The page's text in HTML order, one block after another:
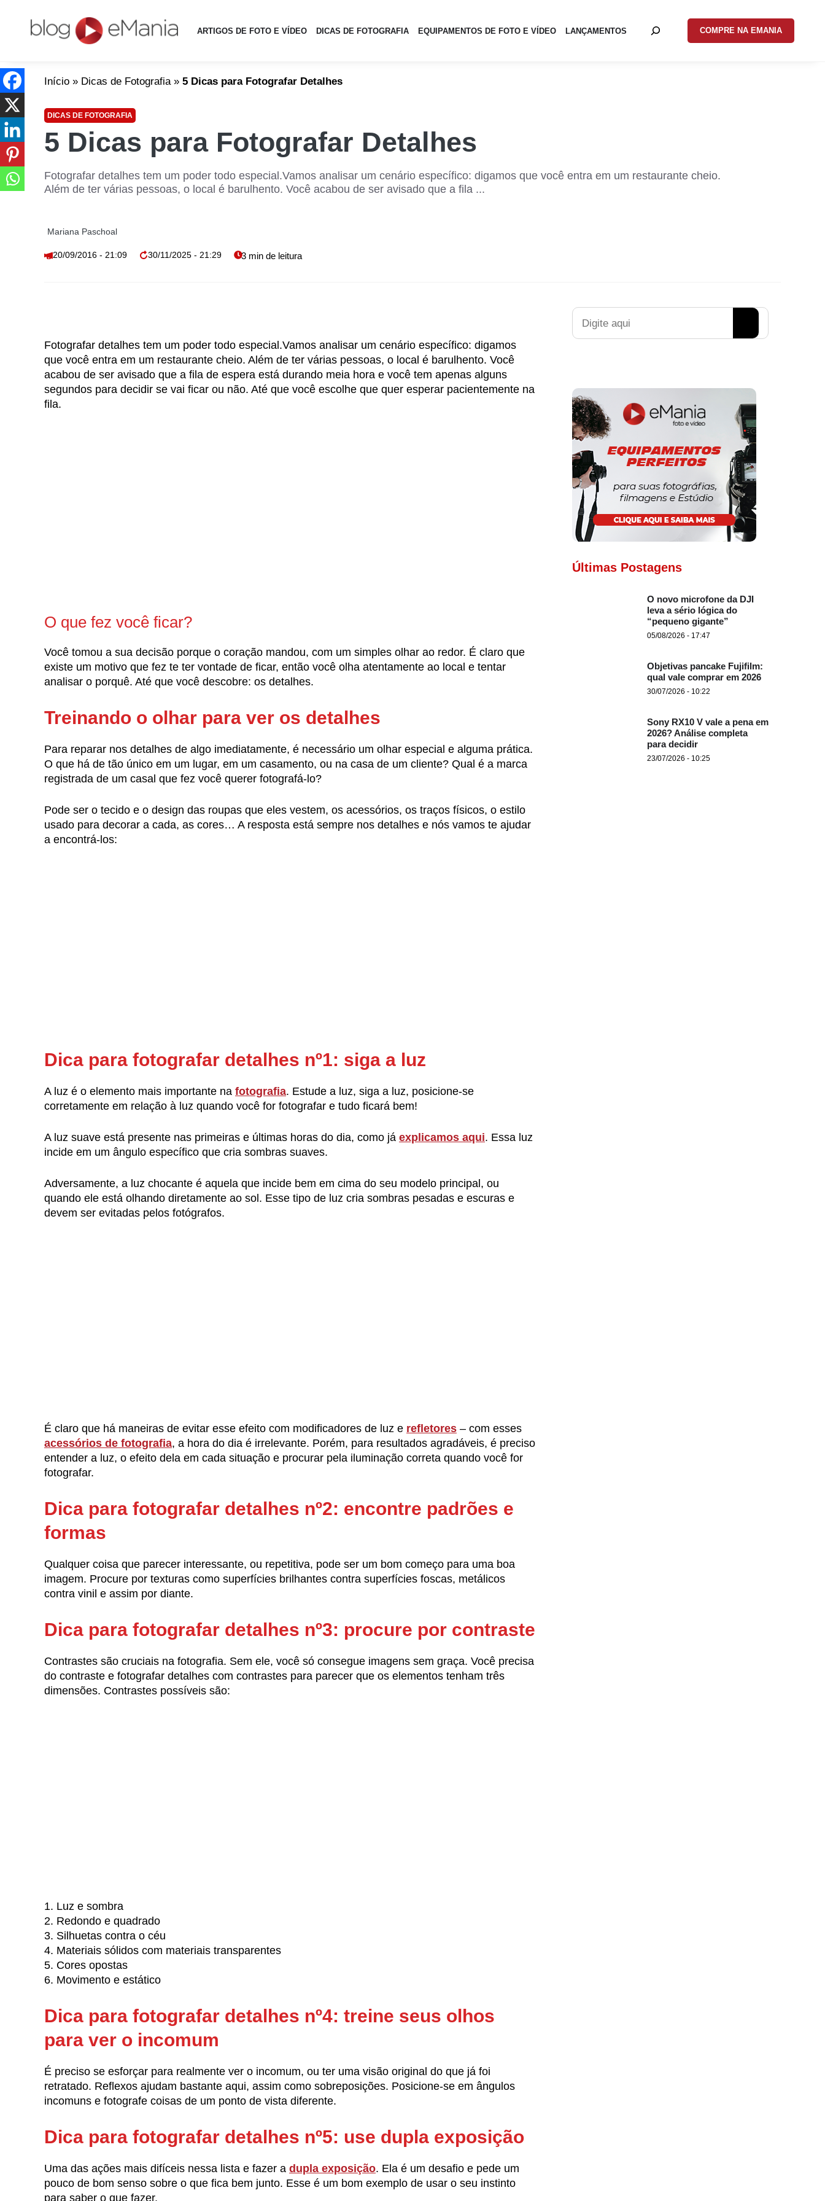
ARTIGOS DE FOTO E VÍDEO DICAS DE FOTOGRAFIA EQUIPAMENTOS DE FOTO E VÍDEO LANÇAMENTOS COMPRE NA EMANIA
Início » Dicas de Fotografia» 5 Dicas para Fotografar Detalhes
DICAS DE FOTOGRAFIA
5 Dicas para Fotografar Detalhes
Fotografar detalhes tem um poder todo especial.Vamos analisar um cenário específico: digamos que você entra em um restaurante cheio.
Além de ter várias pessoas, o local é barulhento. Você acabou de ser avisado que a fila ...
Mariana Paschoal
20/09/2016 - 21:09 30/11/2025 - 21:29
Fotografar detalhes tem um poder todo especial.Vamos analisar um cenário específico: digamos
que você entra em um restaurante cheio. Além de ter várias pessoas, o local é barulhento. Você
acabou de ser avisado que a fila de espera está durando meia hora e você tem apenas alguns
segundos para decidir se vai ficar ou não. Até que você escolhe que quer esperar pacientemente na
fila.
O que fez você ficar?
Você tomou a sua decisão porque o coração mandou, com um simples olhar ao redor. É claro que
existe um motivo que fez te ter vontade de ficar, então você olha atentamente ao local e tentar
analisar o porquê. Até que você descobre: os detalhes.
Treinando o olhar para ver os detalhes
Para reparar nos detalhes de algo imediatamente, é necessário um olhar especial e alguma prática.
O que há de tão único em um lugar, em um casamento, ou na casa de um cliente? Qual é a marca
registrada de um casal que fez você querer fotografá-lo?
Pode ser o tecido e o design das roupas que eles vestem, os acessórios, os traços físicos, o estilo
usado para decorar a cada, as cores… A resposta está sempre nos detalhes e nós vamos te ajudar
a encontrá-los:
Dica para fotografar detalhes nº1: siga a luz
A luz é o elemento mais importante na fotografia. Estude a luz, siga a luz, posicione-se
corretamente em relação à luz quando você for fotografar e tudo ficará bem!
A luz suave está presente nas primeiras e últimas horas do dia, como já explicamos aqui. Essa luz
incide em um ângulo específico que cria sombras suaves.
Adversamente, a luz chocante é aquela que incide bem em cima do seu modelo principal, ou
quando ele está olhando diretamente ao sol. Esse tipo de luz cria sombras pesadas e escuras e
devem ser evitadas pelos fotógrafos.
É claro que há maneiras de evitar esse efeito com modificadores de luz e refletores – com esses
acessórios de fotografia, a hora do dia é irrelevante. Porém, para resultados agradáveis, é preciso
entender a luz, o efeito dela em cada situação e procurar pela iluminação correta quando você for
fotografar.
Dica para fotografar detalhes nº2: encontre padrões e
formas
Qualquer coisa que parecer interessante, ou repetitiva, pode ser um bom começo para uma boa
imagem. Procure por texturas como superfícies brilhantes contra superfícies foscas, metálicos
contra vinil e assim por diante.
Dica para fotografar detalhes nº3: procure por contraste
Contrastes são cruciais na fotografia. Sem ele, você só consegue imagens sem graça. Você precisa
do contraste e fotografar detalhes com contrastes para parecer que os elementos tenham três
dimensões. Contrastes possíveis são:
1. Luz e sombra
2. Redondo e quadrado
3. Silhuetas contra o céu
4. Materiais sólidos com materiais transparentes
5. Cores opostas
6. Movimento e estático
Dica para fotografar detalhes nº4: treine seus olhos
para ver o incomum
É preciso se esforçar para realmente ver o incomum, ou ter uma visão original do que já foi
retratado. Reflexos ajudam bastante aqui, assim como sobreposições. Posicione-se em ângulos
incomuns e fotografe coisas de um ponto de vista diferente.
Dica para fotografar detalhes nº5: use dupla exposição
Uma das ações mais difíceis nessa lista e fazer a dupla exposição. Ela é um desafio e pede um
pouco de bom senso sobre o que fica bem junto. Esse é um bom exemplo de usar o seu instinto
para saber o que fazer.
Pesquisar
Últimas Postagens
O novo microfone da DJI
leva a sério lógica do
“pequeno gigante”
05/08/2026 - 17:47
Objetivas pancake Fujifilm:
qual vale comprar em 2026
30/07/2026 - 10:22
Sony RX10 V vale a pena em
2026? Análise completa
para decidir
23/07/2026 - 10:25